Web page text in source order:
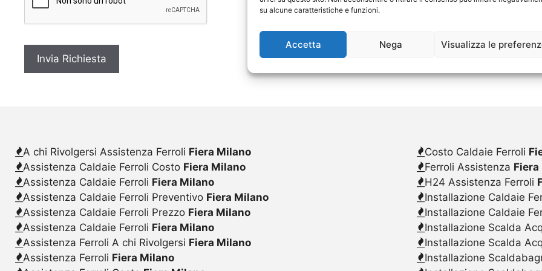
su alcune caratteristiche e funzioni.
Accetta Nega Visualizza le
y
A chi Rivolgersi Assistenza Ferroli Fiera Milano
Assistenza Caldaie Ferroli Costo Fiera Milano
Assistenza Caldaie Ferroli Fiera Milano
Assistenza Caldaie Ferroli Preventivo Fiera Milano
Assistenza Caldaie Ferroli Prezzo Fiera Milano
Assistenza Caldaie Ferroli Fiera Milano
Assistenza Ferroli A chi Rivolgersi Fiera Milano
Assistenza Ferroli Fiera Milano
Costo Caldaie Ferroli
Ferroli Assistenza
H24 Assistenza Ferroli
Installazione Caldaie
Installazione Caldaie
Installazione Scalda
Installazione Scalda
Installazione